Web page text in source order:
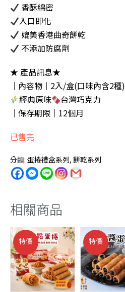
價
格：
NT$399。
香酥綿密
入口即化
媲美香港曲奇餅乾
不添加防腐劑
★ 產品訊息★
｜內容物｜2入/盒(口味內含2種)
經典原味
台灣巧克力
｜保存期限｜12個月
已售完
分類: 蛋捲禮盒系列, 餅乾系列
相關商品
特價 特價